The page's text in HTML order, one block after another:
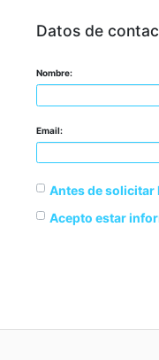
Datos de
Nombre:
Email:
Antes de solicitar
Acepto estar